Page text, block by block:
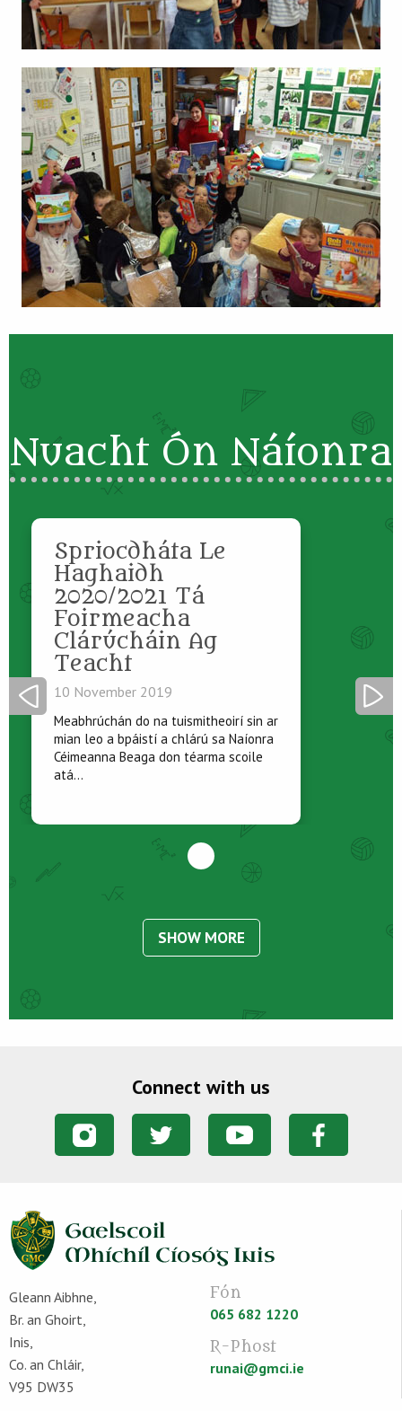
Nuacht Ón Náíonra
Spriocdháta Le
Haghaidh
2020/2021 Tá
Foirmeacha
Clárúcháin Ag
Teacht
10 November 2019
Meabhrúchán do na tuismitheoirí sin ar
mian leo a bpáistí a chlárú sa Naíonra
Céimeanna Beaga don téarma scoile
atá...
SHOW MORE
Connect with us
Gleann Aibhne,
Br. an Ghoirt,
Inis,
Co. an Chláir,
V95 DW35
Fón
065 682 1220
R-Phost
runai@gmci.ie